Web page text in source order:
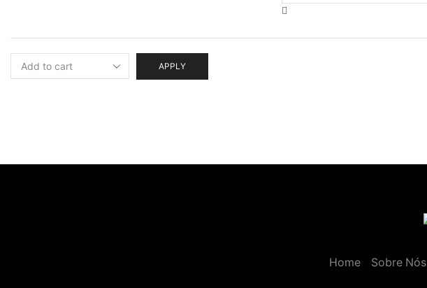
APPLY
Home Sobre Nós